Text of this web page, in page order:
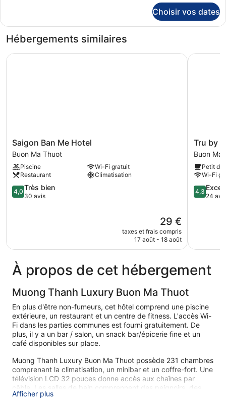
Présidentielle
le
de
Suite
Choisir vos dates
Hébergements similaires
Saigon
Ban
Me
Hotel
Buon
Ma
Thuot
Saigon Ban Me Hotel
Buon Ma Thuot
Piscine
Wi-Fi gratuit
Restaurant
Climatisation
4.0
sur
4,0 Très bien
30 avis
Le
nouveau
prix
29 €
taxes et frais compris
17 août - 18 août
Saigon Ban Me Hotel
Tru
by
Hilton
Buon
Ma
Thuot
City
Tru by
Buon Ma
Petit
Wi-Fi
4.3
sur
4,3
24 avis
Tru by
À propos de cet hébergement
Muong Thanh Luxury Buon Ma Thuot
En plus d'être non-fumeurs, cet hôtel comprend une piscine
extérieure, un restaurant et un centre de fitness. L'accès Wi-
Fi dans les parties communes est fourni gratuitement. De
plus, il y a un bar / salon, un snack bar/épicerie fine et un
café disponibles sur place.
Muong Thanh Luxury Buon Ma Thuot possède 231 chambres
comprenant la climatisation, un minibar et un coffre-fort. Une
télévision LCD 32 pouces donne accès aux chaînes par
câble. Les salles de bain comprennent des peignoirs, des
chaussons, des articles de toilette gratuits et un sèche-
Afficher plus